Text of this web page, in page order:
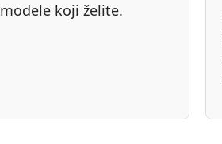
modele koji želite.